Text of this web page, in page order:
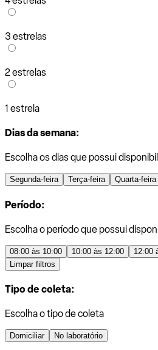
3 estrelas
2 estrelas
1 estrela
Dias da semana:
Escolha os dias que possui
Segunda-feira Terça-feira Quarta-feira
Período:
Escolha o período que possui
08:00 às 10:00 10:00 às 12:00 12:00
Limpar filtros
Tipo de coleta:
Escolha o tipo de coleta
Domiciliar No laboratório